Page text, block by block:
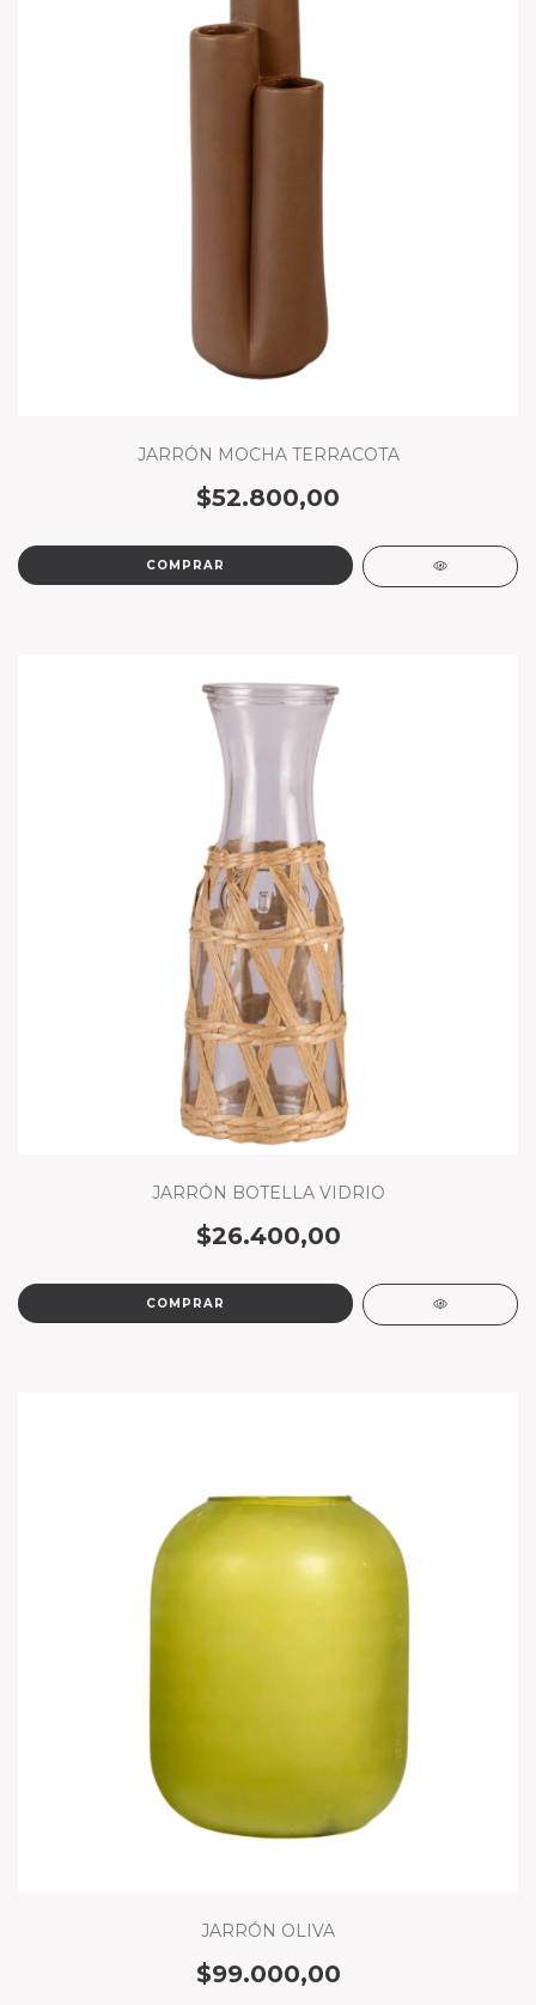
JARRÓN MOCHA TERRACOTA
$52.800,00
JARRÓN BOTELLA VIDRIO
$26.400,00
JARRÓN OLIVA
$99.000,00